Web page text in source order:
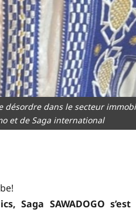
dans le secteur
et de Saga international
Saga SAWADOGO